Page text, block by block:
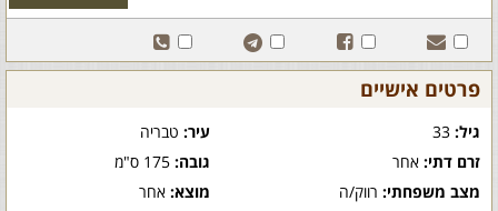
פרטים אישיים
גיל: עיר:טבריה
זרם דתי: אחר גובה:175 ס"מ
מצב משפחתי: רווק/ה מוצא:אחר